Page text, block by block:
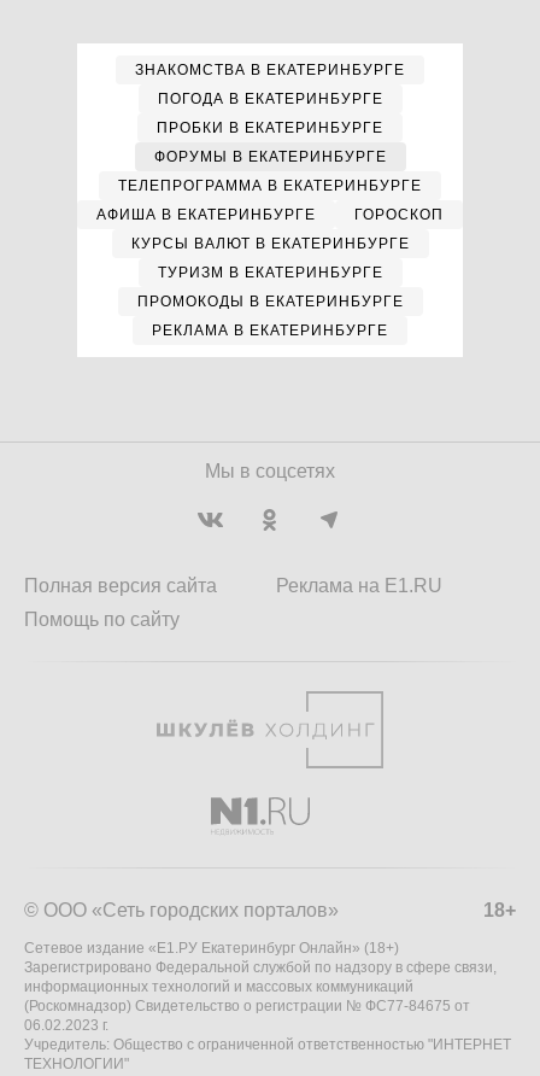
ЗНАКОМСТВА В ЕКАТЕРИНБУРГЕ
ПОГОДА В ЕКАТЕРИНБУРГЕ
ПРОБКИ В ЕКАТЕРИНБУРГЕ
ФОРУМЫ В ЕКАТЕРИНБУРГЕ
ТЕЛЕПРОГРАММА В ЕКАТЕРИНБУРГЕ
АФИША В ЕКАТЕРИНБУРГЕ
ГОРОСКОП
КУРСЫ ВАЛЮТ В ЕКАТЕРИНБУРГЕ
ТУРИЗМ В ЕКАТЕРИНБУРГЕ
ПРОМОКОДЫ В ЕКАТЕРИНБУРГЕ
РЕКЛАМА В ЕКАТЕРИНБУРГЕ
Мы в соцсетях
Полная версия сайта
Помощь по сайту
Реклама на E1.RU
18+
© ООО «Сеть городских порталов»
Сетевое издание «Е1.РУ Екатеринбург Онлайн» (18+)
Зарегистрировано Федеральной службой по надзору в сфере связи,
информационных технологий и массовых коммуникаций
(Роскомнадзор) Свидетельство о регистрации № ФС77-84675 от
06.02.2023 г.
Учредитель: Общество с ограниченной ответственностью "ИНТЕРНЕТ
ТЕХНОЛОГИИ"